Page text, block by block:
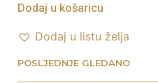
Dodaj u košaricu
Dodaj u listu želja
POSLJEDNJE GLEDANO